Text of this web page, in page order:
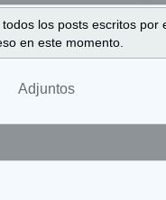
los posts escritos
en este momento.
Adjuntos